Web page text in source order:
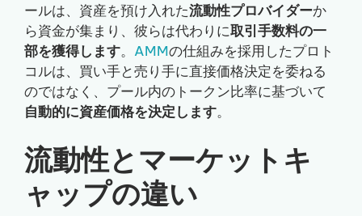
ールは、資産を預け入れた流動性プロバイダーか
ら資金が集まり、彼らは代わりに取引手数料の一
部を獲得します。 AMMの仕組みを採用したプロト
コルは、買い手と売り手に直接価格決定を委ねる
のではなく、プール内のトークン比率に基づいて
自動的に資産価格を決定します。
流動性とマーケットキ
ャップの違い